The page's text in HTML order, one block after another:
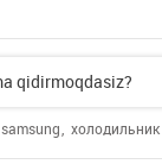
samsung холодильник